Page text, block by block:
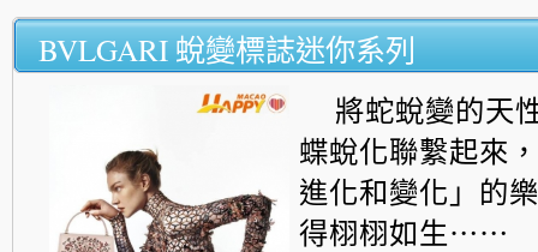
BVLGARI 蛻變標誌迷你系列
將蛇蛻變的天
蝶蛻化聯繫起來
進化和變化」的
得栩栩如生⋯⋯